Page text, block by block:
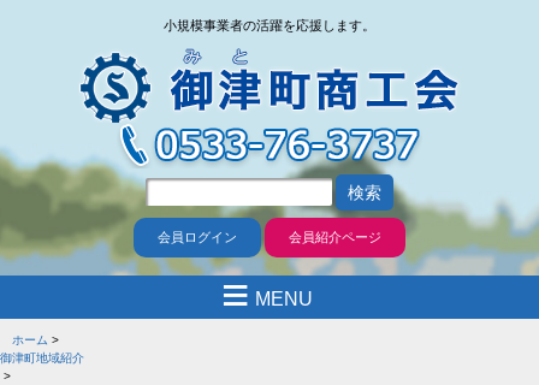
小規模事業者の活躍を応援します。
会員ログイン 会員紹介ページ
≡ MENU
ホーム
御津町地域紹介